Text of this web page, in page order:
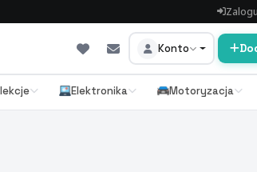
Konto
Elektronika Motoryzacja